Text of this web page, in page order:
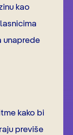
kao
unaprede
kako bi
previše